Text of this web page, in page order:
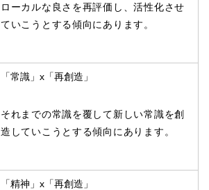
ローカルな良さを再評価し、活性化させ
ていこうとする傾向にあります。
「常識」x「再創造」
それまでの常識を覆して新しい常識を創
造していこうとする傾向にあります。
「精神」x「再創造」